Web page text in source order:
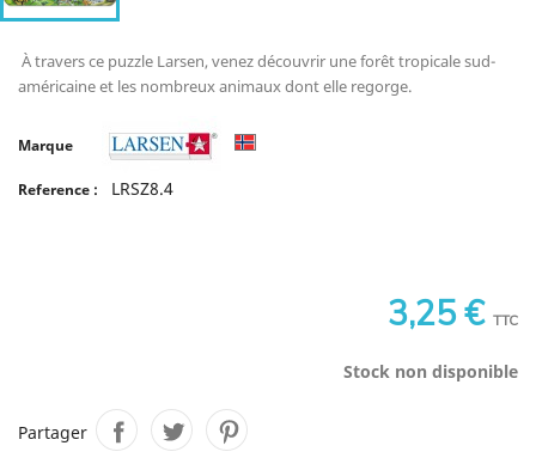
À travers ce puzzle Larsen, venez découvrir une forêt tropicale sud-
américaine et les nombreux animaux dont elle regorge.
Marque
Reference : LRSZ8.4
3,25 € TTC
Stock non disponible
Partager